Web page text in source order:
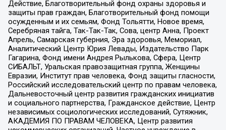
Действие, Благотворительный фонд охраны здоровья и
защиты прав граждан, Благотворительный фонд помощи
осужденным и их семьям, Фонд Тольятти, Новое время,
Серебряная тайга, Так-Так-Так, Сова, центр Анна, Проект
Апрель, Самарская губерния, Эра здоровья, Мемориал,
Аналитический Центр Юрия Левады, Издательство Парк
Гагарина, Фонд имени Андрея Рылькова, Сфера, Центр
СИБАЛЬТ, Уральская правозащитная группа, Женщины
Евразии, Институт прав человека, Фонд защиты гласности,
Российский исследовательский центр по правам человека,
Дальневосточный центр развития гражданских инициатив
и социального партнерства, Гражданское действие, Центр
независимых социологических исследований, Сутяжник,
АКАДЕМИЯ ПО ПРАВАМ ЧЕЛОВЕКА, Центр развития